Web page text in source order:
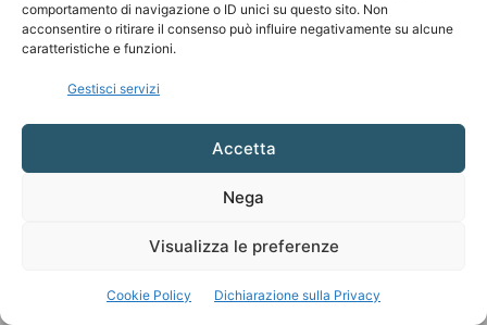
comportamento di navigazione o ID unici su questo sito. Non
acconsentire o ritirare il consenso può influire negativamente su alcune
caratteristiche e funzioni.
Gestisci servizi
Accetta
Nega
Visualizza le preferenze
Cookie Policy Dichiarazione sulla Privacy